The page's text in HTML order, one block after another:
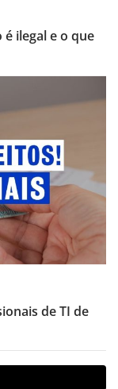
ilegal e o que
de TI de